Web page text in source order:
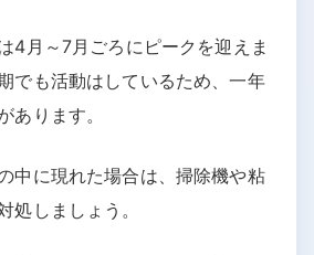
4月～7月ごろにピークを迎えま
でも活動はしているため、一年
あります。
中に現れた場合は、掃除機や粘
処しましょう。